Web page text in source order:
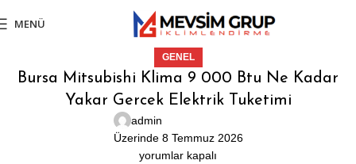
MENÜ
GENEL
Bursa Mitsubishi Klima 9 000 Btu Ne Kadar
Yakar Gercek Elektrik Tuketimi
admin
Üzerinde 8 Temmuz 2026
yorumlar kapalı